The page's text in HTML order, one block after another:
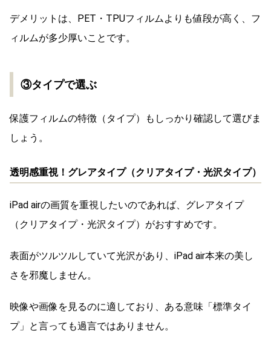
デメリットは、PET・TPUフィルムよりも値段が高く、フ
ィルムが多少厚いことです。
③タイプで選ぶ
保護フィルムの特徴（タイプ）もしっかり確認して選びま
しょう。
透明感重視！グレアタイプ（クリアタイプ・光沢タイプ）
iPad airの画質を重視したいのであれば、グレアタイプ
（クリアタイプ・光沢タイプ）がおすすめです。
表面がツルツルしていて光沢があり、iPad air本来の美し
さを邪魔しません。
映像や画像を見るのに適しており、ある意味「標準タイ
プ」と言っても過言ではありません。